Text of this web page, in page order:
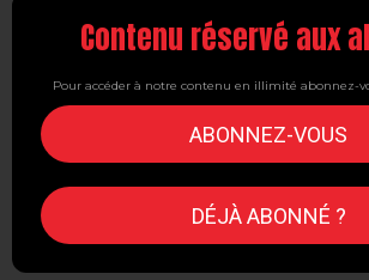
Contenu réservé aux
Pour accéder à notre contenu en illimité abonnez-
ABONNEZ-VOUS
DÉJÀ ABONNÉ ?